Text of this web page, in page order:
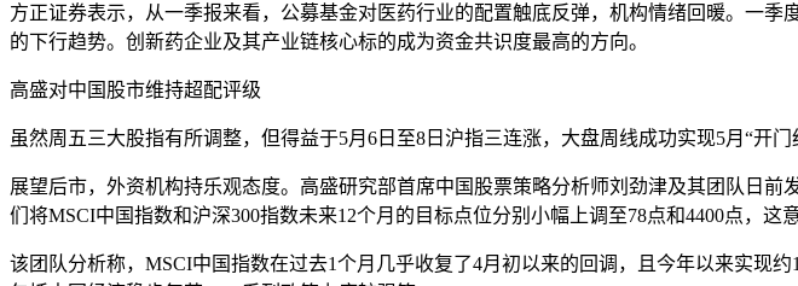
方正证券表示，从一季报来看，公募基金对医药行业的配置触底反弹，机构情绪回暖。一
的下行趋势。创新药企业及其产业链核心标的成为资金共识度最高的方向。
高盛对中国股市维持超配评级
虽然周五三大股指有所调整，但得益于5月6日至8日沪指三连涨，大盘周线成功实现5月“开门
展望后市，外资机构持乐观态度。高盛研究部首席中国股票策略分析师刘劲津及其团队日
们将MSCI中国指数和沪深300指数未来12个月的目标点位分别小幅上调至78点和4400点，这
该团队分析称，MSCI中国指数在过去1个月几乎收复了4月初以来的回调，且今年以来实现